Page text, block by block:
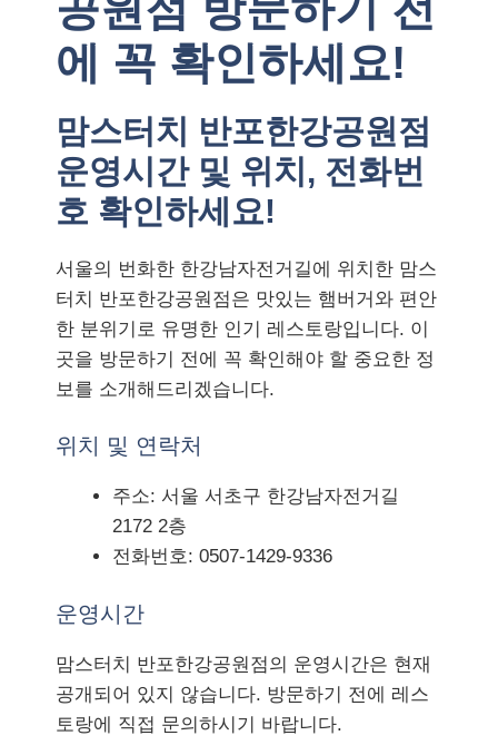
에 꼭 확인하세요!
맘스터치 반포한강공원점
운영시간 및 위치, 전화번
호 확인하세요!
서울의 번화한 한강남자전거길에 위치한 맘스
터치 반포한강공원점은 맛있는 햄버거와 편안
한 분위기로 유명한 인기 레스토랑입니다. 이
곳을 방문하기 전에 꼭 확인해야 할 중요한 정
보를 소개해드리겠습니다.
위치 및 연락처
주소: 서울 서초구 한강남자전거길
2172 2층
전화번호: 0507-1429-9336
운영시간
맘스터치 반포한강공원점의 운영시간은 현재
공개되어 있지 않습니다. 방문하기 전에 레스
토랑에 직접 문의하시기 바랍니다.